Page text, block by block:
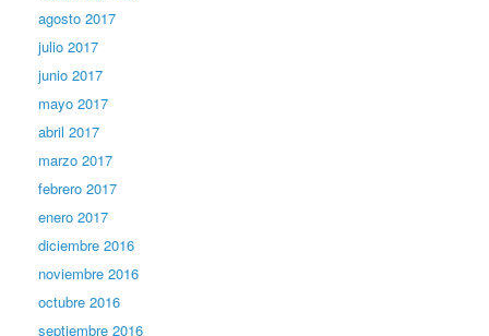
agosto 2017
julio 2017
junio 2017
mayo 2017
abril 2017
marzo 2017
febrero 2017
enero 2017
diciembre 2016
noviembre 2016
octubre 2016
septiembre 2016